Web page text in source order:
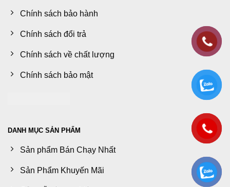
Chính sách bảo hành
Chính sách đổi trả
Chính sách về chất lượng
Chính sách bảo mật
DANH MỤC SẢN PHẨM
Sản phẩm Bán Chạy Nhất
Sản Phẩm Khuyến Mãi